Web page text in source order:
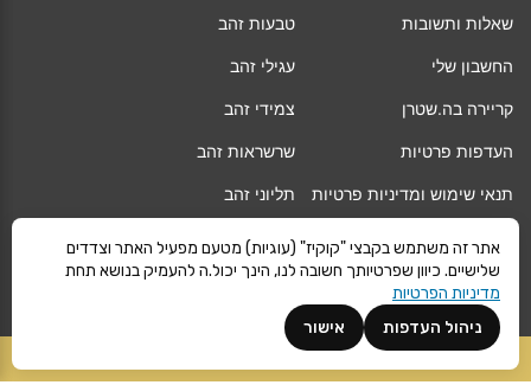
שאלות ותשובות
החשבון שלי
קריירה בה.שטרן
העדפות פרטיות
תנאי שימוש ומדיניות פרטיות
החלפה/החזרה/ביטול עסקה
אחריות
משלוחים
טבעות זהב
עגילי זהב
צמידי זהב
שרשראות זהב
תליוני זהב
גיפט קארד
מגזין
Vogue
קרא עוד
אתר זה משתמש בקבצי "קוקיז" (עוגיות) מטעם מפעיל האתר וצדדים
שלישיים. כיוון שפרטיותך חשובה לנו, הינך יכול.ה להעמיק בנושא תחת
מדיניות הפרטיות
אישור
ניהול העדפות